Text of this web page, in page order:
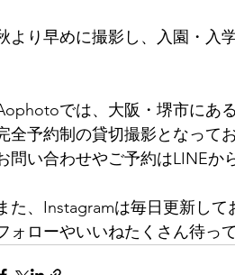
より早めに撮影し、入園・入
では、大阪・堺市にあ
全予約制の貸切撮影となってお
問い合わせやご予約はLINEか
た、Instagramは毎日更新して
ォローやいいねたくさん待っ